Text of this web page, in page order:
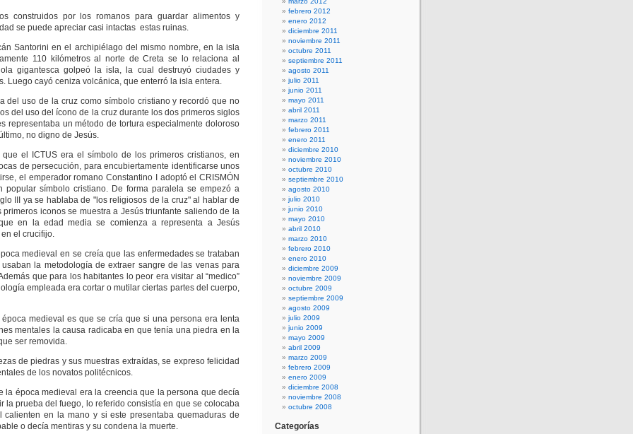
construidos por los romanos para guardar alimentos y
se puede apreciar casi intactas estas ruinas.
Santorini en el archipiélago del mismo nombre, en la isla
110 kilómetros al norte de Creta se lo relaciona al
gigantesca golpeó la isla, la cual destruyó ciudades y
Luego cayó ceniza volcánica, que enterró la isla entera.
del uso de la cruz como símbolo cristiano y recordó que no
del uso del ícono de la cruz durante los dos primeros siglos
representaba un método de tortura especialmente doloroso
no digno de Jesús.
el ICTUS era el símbolo de los primeros cristianos, en
de persecución, para encubiertamente identificarse unos
el emperador romano Constantino I adoptó el CRISMÓN
popular símbolo cristiano. De forma paralela se empezó a
III ya se hablaba de "los religiosos de la cruz" al hablar de
primeros iconos se muestra a Jesús triunfante saliendo de la
en la edad media se comienza a representa a Jesús
el crucifijo.
medieval en se creía que las enfermedades se trataban
la metodología de extraer sangre de las venas para
que para los habitantes lo peor era visitar al “medico”
empleada era cortar o mutilar ciertas partes del cuerpo,
medieval es que se cría que si una persona era lenta
mentales la causa radicaba en que tenía una piedra en la
ser removida.
de piedras y sus muestras extraídas, se expreso felicidad
de los novatos politécnicos.
la época medieval era la creencia que la persona que decía
la prueba del fuego, lo referido consistía en que se colocaba
calienten en la mano y si este presentaba quemaduras de
o decía mentiras y su condena la muerte.
febrero 2012
enero 2012
diciembre 2011
noviembre 2011
octubre 2011
septiembre 2011
agosto 2011
julio 2011
junio 2011
mayo 2011
abril 2011
marzo 2011
febrero 2011
enero 2011
diciembre 2010
noviembre 2010
octubre 2010
septiembre 2010
agosto 2010
julio 2010
junio 2010
mayo 2010
abril 2010
marzo 2010
febrero 2010
enero 2010
diciembre 2009
noviembre 2009
octubre 2009
septiembre 2009
agosto 2009
julio 2009
junio 2009
mayo 2009
abril 2009
marzo 2009
febrero 2009
enero 2009
diciembre 2008
noviembre 2008
octubre 2008
Categorías